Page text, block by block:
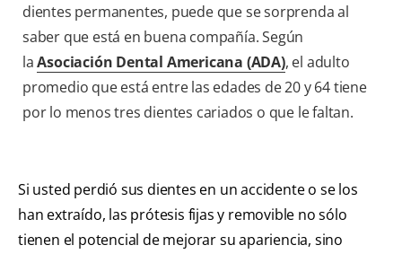
dientes permanentes, puede que se sorprenda al
saber que está en buena compañía. Según
laAsociación Dental Americana (ADA), el adulto
promedio que está entre las edades de 20 y 64 tiene
por lo menos tres dientes cariados o que le faltan.
Si usted perdió sus dientes en un accidente o se los
han extraído, las prótesis fijas y removible no sólo
tienen el potencial de mejorar su apariencia, sino